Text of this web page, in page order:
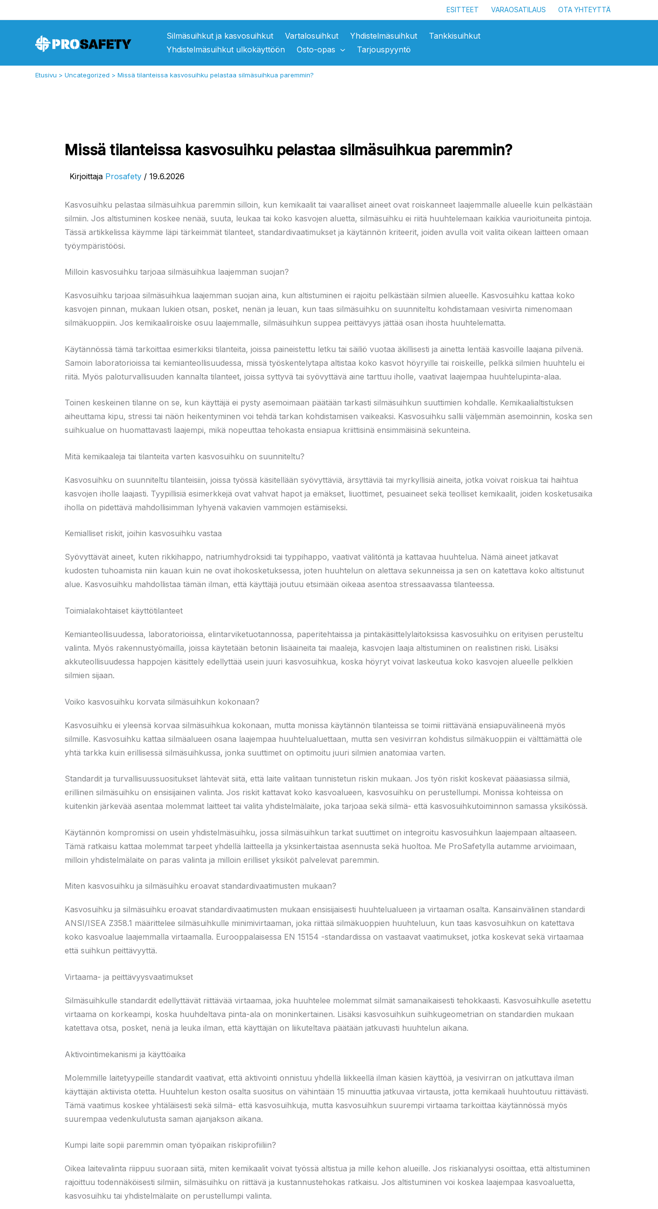
sisältöön
ESITTEET VARAOSATILAUS OTA YHTEYTTÄ
Silmäsuihkut ja kasvosuihkut Vartalosuihkut Yhdistelmäsuihkut
Tankkisuihkut
Yhdistelmäsuihkut ulkokäyttöön
Osto-opas Tarjouspyyntö
Etusivu Uncategorized Missä tilanteissa kasvosuihku pelastaa silmäsuihkua paremmin?
Missä tilanteissa kasvosuihku pelastaa silmäsuihkua paremmin?
Kirjoittaja Prosafety / 19.6.2026
Kasvosuihku pelastaa silmäsuihkua paremmin silloin, kun kemikaalit tai vaaralliset aineet ovat roiskanneet laajemmalle alueelle kuin pelkästään
silmiin. Jos altistuminen koskee nenää, suuta, leukaa tai koko kasvojen aluetta, silmäsuihku ei riitä huuhtelemaan kaikkia vaurioituneita pintoja.
Tässä artikkelissa käymme läpi tärkeimmät tilanteet, standardivaatimukset ja käytännön kriteerit, joiden avulla voit valita oikean laitteen omaan
työympäristöösi.
Milloin kasvosuihku tarjoaa silmäsuihkua laajemman suojan?
Kasvosuihku tarjoaa silmäsuihkua laajemman suojan aina, kun altistuminen ei rajoitu pelkästään silmien alueelle. Kasvosuihku kattaa koko
kasvojen pinnan, mukaan lukien otsan, posket, nenän ja leuan, kun taas silmäsuihku on suunniteltu kohdistamaan vesivirta nimenomaan
silmäkuoppiin. Jos kemikaaliroiske osuu laajemmalle, silmäsuihkun suppea peittävyys jättää osan ihosta huuhtelematta.
Käytännössä tämä tarkoittaa esimerkiksi tilanteita, joissa paineistettu letku tai säiliö vuotaa äkillisesti ja ainetta lentää kasvoille laajana pilvenä.
Samoin laboratorioissa tai kemianteollisuudessa, missä työskentelytapa altistaa koko kasvot höyryille tai roiskeille, pelkkä silmien huuhtelu ei
riitä. Myös paloturvallisuuden kannalta tilanteet, joissa syttyvä tai syövyttävä aine tarttuu iholle, vaativat laajempaa huuhtelupinta-alaa.
Toinen keskeinen tilanne on se, kun käyttäjä ei pysty asemoimaan päätään tarkasti silmäsuihkun suuttimien kohdalle. Kemikaalialtistuksen
aiheuttama kipu, stressi tai näön heikentyminen voi tehdä tarkan kohdistamisen vaikeaksi. Kasvosuihku sallii väljemmän asemoinnin, koska sen
suihkualue on huomattavasti laajempi, mikä nopeuttaa tehokasta ensiapua kriittisinä ensimmäisinä sekunteina.
Mitä kemikaaleja tai tilanteita varten kasvosuihku on suunniteltu?
Kasvosuihku on suunniteltu tilanteisiin, joissa työssä käsitellään syövyttäviä, ärsyttäviä tai myrkyllisiä aineita, jotka voivat roiskua tai haihtua
kasvojen iholle laajasti. Tyypillisiä esimerkkejä ovat vahvat hapot ja emäkset, liuottimet, pesuaineet sekä teolliset kemikaalit, joiden kosketusaika
iholla on pidettävä mahdollisimman lyhyenä vakavien vammojen estämiseksi.
Kemialliset riskit, joihin kasvosuihku vastaa
Syövyttävät aineet, kuten rikkihappo, natriumhydroksidi tai typpihappo, vaativat välitöntä ja kattavaa huuhtelua. Nämä aineet jatkavat
kudosten tuhoamista niin kauan kuin ne ovat ihokosketuksessa, joten huuhtelun on alettava sekunneissa ja sen on katettava koko altistunut
alue. Kasvosuihku mahdollistaa tämän ilman, että käyttäjä joutuu etsimään oikeaa asentoa stressaavassa tilanteessa.
Toimialakohtaiset käyttötilanteet
Kemianteollisuudessa, laboratorioissa, elintarviketuotannossa, paperitehtaissa ja pintakäsittelylaitoksissa kasvosuihku on erityisen perusteltu
valinta. Myös rakennustyömailla, joissa käytetään betonin lisäaineita tai maaleja, kasvojen laaja altistuminen on realistinen riski. Lisäksi
akkuteollisuudessa happojen käsittely edellyttää usein juuri kasvosuihkua, koska höyryt voivat laskeutua koko kasvojen alueelle pelkkien
silmien sijaan.
Voiko kasvosuihku korvata silmäsuihkun kokonaan?
Kasvosuihku ei yleensä korvaa silmäsuihkua kokonaan, mutta monissa käytännön tilanteissa se toimii riittävänä ensiapuvälineenä myös
silmille. Kasvosuihku kattaa silmäalueen osana laajempaa huuhtelualuettaan, mutta sen vesivirran kohdistus silmäkuoppiin ei välttämättä ole
yhtä tarkka kuin erillisessä silmäsuihkussa, jonka suuttimet on optimoitu juuri silmien anatomiaa varten.
Standardit ja turvallisuussuositukset lähtevät siitä, että laite valitaan tunnistetun riskin mukaan. Jos työn riskit koskevat pääasiassa silmiä,
erillinen silmäsuihku on ensisijainen valinta. Jos riskit kattavat koko kasvoalueen, kasvosuihku on perustellumpi. Monissa kohteissa on
kuitenkin järkevää asentaa molemmat laitteet tai valita yhdistelmälaite, joka tarjoaa sekä silmä- että kasvosuihkutoiminnon samassa yksikössä.
Käytännön kompromissi on usein yhdistelmäsuihku, jossa silmäsuihkun tarkat suuttimet on integroitu kasvosuihkun laajempaan altaaseen.
Tämä ratkaisu kattaa molemmat tarpeet yhdellä laitteella ja yksinkertaistaa asennusta sekä huoltoa. Me ProSafetylla autamme arvioimaan,
milloin yhdistelmälaite on paras valinta ja milloin erilliset yksiköt palvelevat paremmin.
Miten kasvosuihku ja silmäsuihku eroavat standardivaatimusten mukaan?
Kasvosuihku ja silmäsuihku eroavat standardivaatimusten mukaan ensisijaisesti huuhtelualueen ja virtaaman osalta. Kansainvälinen standardi
ANSI/ISEA Z358.1 määrittelee silmäsuihkulle minimivirtaaman, joka riittää silmäkuoppien huuhteluun, kun taas kasvosuihkun on katettava
koko kasvoalue laajemmalla virtaamalla. Eurooppalaisessa EN 15154 -standardissa on vastaavat vaatimukset, jotka koskevat sekä virtaamaa
että suihkun peittävyyttä.
Virtaama- ja peittävyysvaatimukset
Silmäsuihkulle standardit edellyttävät riittävää virtaamaa, joka huuhtelee molemmat silmät samanaikaisesti tehokkaasti. Kasvosuihkulle asetettu
virtaama on korkeampi, koska huuhdeltava pinta-ala on moninkertainen. Lisäksi kasvosuihkun suihkugeometrian on standardien mukaan
katettava otsa, posket, nenä ja leuka ilman, että käyttäjän on liikuteltava päätään jatkuvasti huuhtelun aikana.
Aktivointimekanismi ja käyttöaika
Molemmille laitetyypeille standardit vaativat, että aktivointi onnistuu yhdellä liikkeellä ilman käsien käyttöä, ja vesivirran on jatkuttava ilman
käyttäjän aktiivista otetta. Huuhtelun keston osalta suositus on vähintään 15 minuuttia jatkuvaa virtausta, jotta kemikaali huuhtoutuu riittävästi.
Tämä vaatimus koskee yhtäläisesti sekä silmä- että kasvosuihkuja, mutta kasvosuihkun suurempi virtaama tarkoittaa käytännössä myös
suurempaa vedenkulutusta saman ajanjakson aikana.
Kumpi laite sopii paremmin oman työpaikan riskiprofiiliin?
Oikea laitevalinta riippuu suoraan siitä, miten kemikaalit voivat työssä altistua ja mille kehon alueille. Jos riskianalyysi osoittaa, että altistuminen
rajoittuu todennäköisesti silmiin, silmäsuihku on riittävä ja kustannustehokas ratkaisu. Jos altistuminen voi koskea laajempaa kasvoaluetta,
kasvosuihku tai yhdistelmälaite on perustellumpi valinta.